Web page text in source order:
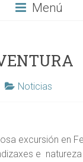
Menú
Noticias
excursión en
e